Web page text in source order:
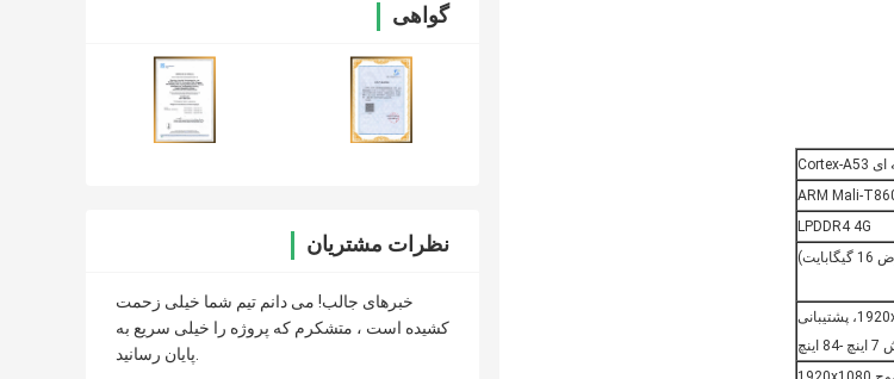
گواهی
نظرات مشتریان
خبرهای جالب! می دانم تیم شما خیلی زحمت
کشیده است ، متشکرم که پروژه را خیلی سریع به
پایان رسانید.
LPDDR4 4G
رابط LVDS (تک، دوگانه 6 بیتی، دوگانه 8 بیتی).پشتیبانی از حداکثر وضوح 1920x1080، پشتیبانی